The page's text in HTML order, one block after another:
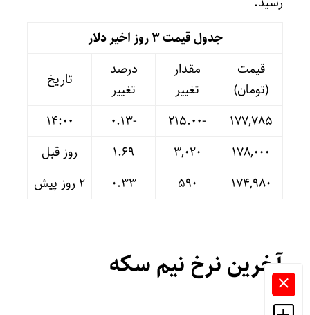
جدول قیمت 3 روز اخیر دلار
قیمت
(تومان)
مقدار
تغییر
درصد
تغییر
تاریخ
۱۷۷,۷۸۵
-۲۱۵.۰۰ -۰.۱۳
14:00
۱۷۸,۰۰۰
۳,۰۲۰ ۱.۶۹
روز قبل
۱۷۴,۹۸۰
۵۹۰ ۰.۳۳ ۲ روز پیش
آخرین نرخ نیم سکه